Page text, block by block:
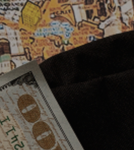
doma travel
Blog Kontakt